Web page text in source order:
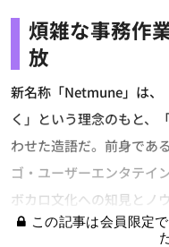
煩雑な事務作
放
新名称「Netmune」は、
く」という理念のもと、
わせた造語だ。前身であ
ゴ・ユーザーエンタテイ
ボカロ文化への知見とノ
この記事は会員限定